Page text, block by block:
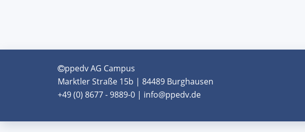
ppedv AG Campus
Marktler Straße 15b | 84489 Burghausen
+49 (0) 8677 - 9889-0 | info@ppedv.de